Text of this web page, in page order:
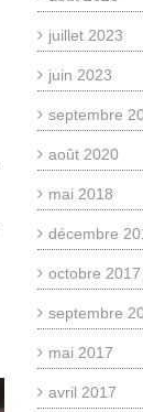
juillet 2023
juin 2023
septembre
août 2020
mai 2018
décembre
octobre 2017
septembre
mai 2017
avril 2017